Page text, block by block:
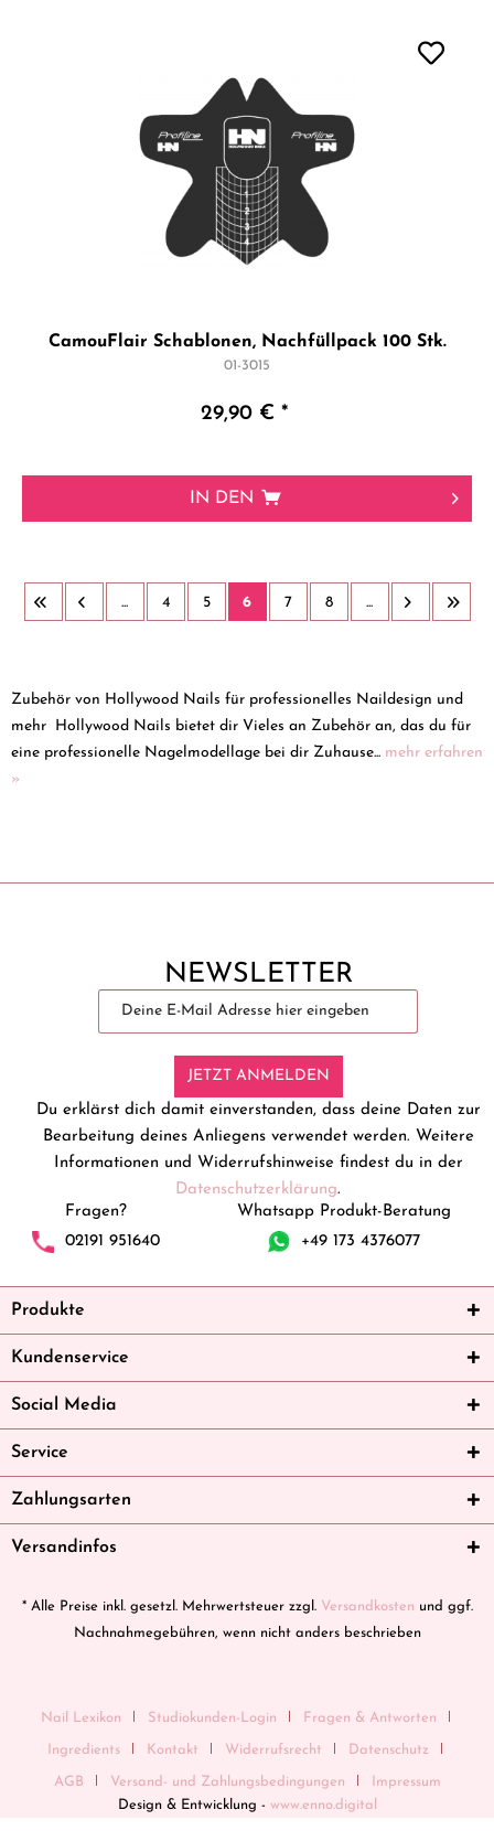
CamouFlair Schablonen, Nachfüllpack 100 Stk.
01-3015
29,90 € *
IN DEN
... 4 5 6 7 8 ...
Zubehör von Hollywood Nails für professionelles Naildesign und
mehr Hollywood Nails bietet dir Vieles an Zubehör an, das du für
eine professionelle Nagelmodellage bei dir Zuhause... mehr erfahren
»
NEWSLETTER
JETZT ANMELDEN
Du erklärst dich damit einverstanden, dass deine Daten zur
Bearbeitung deines Anliegens verwendet werden. Weitere
Informationen und Widerrufshinweise findest du in der
Datenschutzerklärung.
Fragen?
02191 951640
Whatsapp Produkt-Beratung
+49 173 4376077
Produkte
Kundenservice
Social Media
Service
Zahlungsarten
Versandinfos
* Alle Preise inkl. gesetzl. Mehrwertsteuer zzgl. Versandkosten und ggf.
Nachnahmegebühren, wenn nicht anders beschrieben
Nail Lexikon Studiokunden-Login Fragen & Antworten
Ingredients Kontakt Widerrufsrecht Datenschutz
AGB Versand- und Zahlungsbedingungen
Impressum
Design & Entwicklung - www.enno.digital